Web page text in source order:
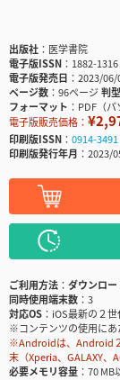
出版社
医学書院
電子版ISSN
1882-1316
電子版発売日
2023/06/
ページ数
96ページ判型
フォーマット
PDF（パ
電子版販売価格：
印刷版ISSN
0914-3491
印刷版発行年月
2023/
ご利用方法
ダウンロー
同時使用端末数
3
対応OS
iOS最新の２
※コンテンツの使用に
※Androidは、Android
末（Xperia、GALAXY、
必要メモリ容量
70 MB